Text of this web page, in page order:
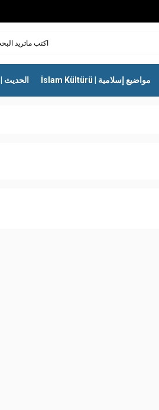
Hadis | الحديث İslam Kültürü | مواضيع إسلامية